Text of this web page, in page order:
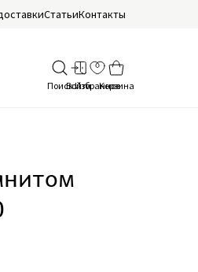
СтатьиКонтакты